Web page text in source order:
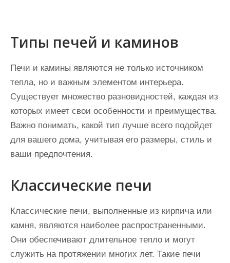
Типы печей и каминов
Печи и камины являются не только источником
тепла, но и важным элементом интерьера.
Существует множество разновидностей, каждая из
которых имеет свои особенности и преимущества.
Важно понимать, какой тип лучше всего подойдет
для вашего дома, учитывая его размеры, стиль и
ваши предпочтения.
Классические печи
Классические печи, выполненные из кирпича или
камня, являются наиболее распространенными.
Они обеспечивают длительное тепло и могут
служить на протяжении многих лет. Такие печи